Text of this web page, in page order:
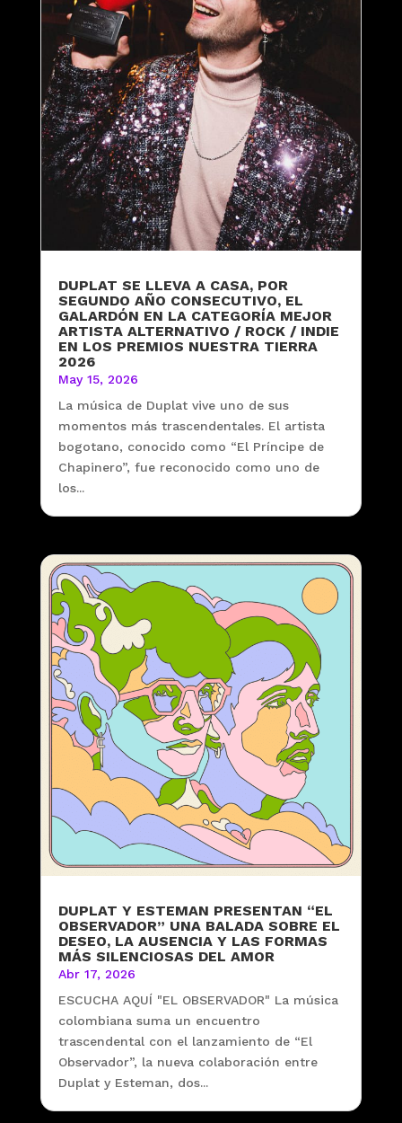
DUPLAT SE LLEVA A CASA, POR
SEGUNDO AÑO CONSECUTIVO, EL
GALARDÓN EN LA CATEGORÍA MEJOR
ARTISTA ALTERNATIVO / ROCK / INDIE
EN LOS PREMIOS NUESTRA TIERRA
2026
May 15, 2026
La música de Duplat vive uno de sus
momentos más trascendentales. El artista
bogotano, conocido como “El Príncipe de
Chapinero”, fue reconocido como uno de
los...
DUPLAT Y ESTEMAN PRESENTAN “EL
OBSERVADOR” UNA BALADA SOBRE EL
DESEO, LA AUSENCIA Y LAS FORMAS
MÁS SILENCIOSAS DEL AMOR
Abr 17, 2026
ESCUCHA AQUÍ "EL OBSERVADOR" La música
colombiana suma un encuentro
trascendental con el lanzamiento de “El
Observador”, la nueva colaboración entre
Duplat y Esteman, dos...